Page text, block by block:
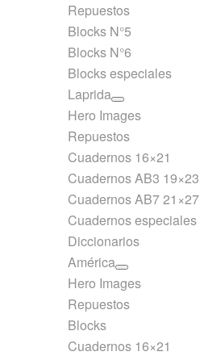
Repuestos
Blocks N°5
Blocks N°6
Blocks especiales
Laprida
Hero Images
Repuestos
Cuadernos 16×21
Cuadernos AB3 19×23
Cuadernos AB7 21×27
Cuadernos especiales
Diccionarios
América
Hero Images
Repuestos
Blocks
Cuadernos 16×21